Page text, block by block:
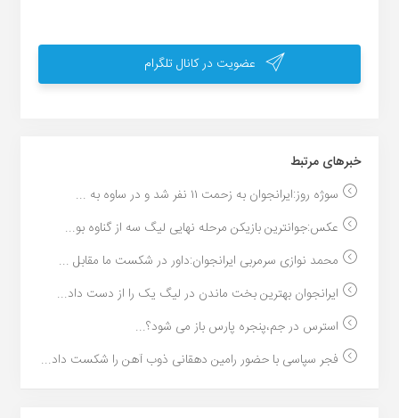
عضویت در کانال تلگرام
خبر‌های مرتبط
سوژه روز:ایرانجوان به زحمت ۱۱ نفر شد و در ساوه به ...
عکس:جوانترین بازیکن مرحله نهایی لیگ سه از گناوه بو...
محمد نوازی سرمربی ایرانجوان:داور در شکست ما مقابل ...
ایرانجوان بهترین بخت ماندن در لیگ یک را از دست داد...
استرس در جم،پنجره پارس باز می شود؟...
فجر سپاسی با حضور رامین دهقانی ذوب آهن را شکست داد...